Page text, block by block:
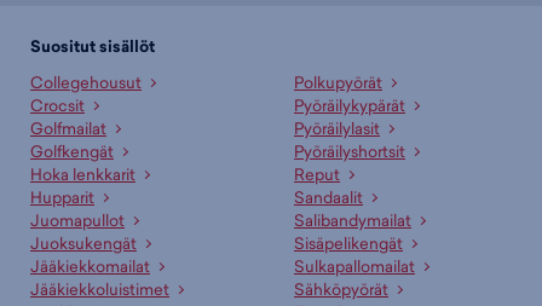
Suositut sisällöt
Collegehousut
Crocsit
Golfmailat
Golfkengät
Hoka lenkkarit
Hupparit
Juomapullot
Juoksukengät
Jääkiekkomailat
Jääkiekkoluistimet
Polkupyörät
Pyöräilykypärät
Pyöräilylasit
Pyöräilyshortsit
Reput
Sandaalit
Salibandymailat
Sisäpelikengät
Sulkapallomailat
Sähköpyörät